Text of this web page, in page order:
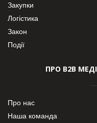
Закупки
Логістика
Закон
Події
ПРО В2В
Про нас
Наша команда